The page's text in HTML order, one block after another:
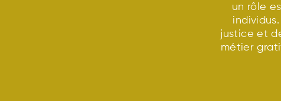
un rôle
justice et
métier